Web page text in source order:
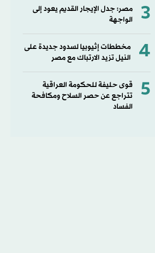
3
مصر: جدل الإيجار القديم يعود إلى
الواجهة
4
مخططات إثيوبيا لسدود جديدة على
النيل تزيد الارتباك مع مصر
5
قوى حليفة للحكومة العراقية
تتراجع عن حصر السلاح ومكافحة
الفساد